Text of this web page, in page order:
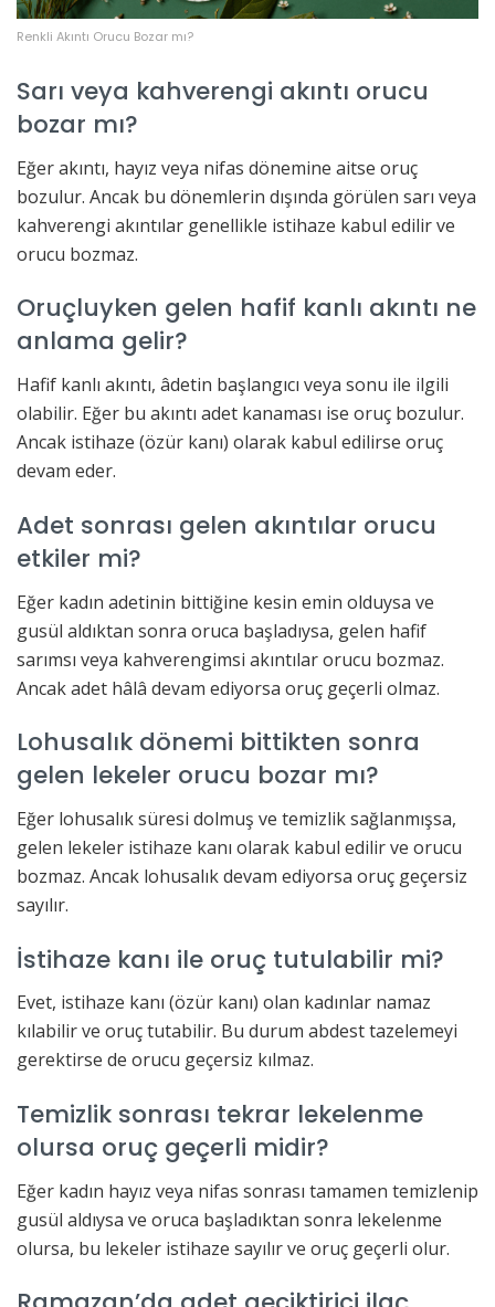
Renkli Akıntı Orucu Bozar mı?
Sarı veya kahverengi akıntı orucu
bozar mı?
Eğer akıntı, hayız veya nifas dönemine aitse oruç
bozulur. Ancak bu dönemlerin dışında görülen sarı veya
kahverengi akıntılar genellikle istihaze kabul edilir ve
orucu bozmaz.
Oruçluyken gelen hafif kanlı akıntı ne
anlama gelir?
Hafif kanlı akıntı, âdetin başlangıcı veya sonu ile ilgili
olabilir. Eğer bu akıntı adet kanaması ise oruç bozulur.
Ancak istihaze (özür kanı) olarak kabul edilirse oruç
devam eder.
Adet sonrası gelen akıntılar orucu
etkiler mi?
Eğer kadın adetinin bittiğine kesin emin olduysa ve
gusül aldıktan sonra oruca başladıysa, gelen hafif
sarımsı veya kahverengimsi akıntılar orucu bozmaz.
Ancak adet hâlâ devam ediyorsa oruç geçerli olmaz.
Lohusalık dönemi bittikten sonra
gelen lekeler orucu bozar mı?
Eğer lohusalık süresi dolmuş ve temizlik sağlanmışsa,
gelen lekeler istihaze kanı olarak kabul edilir ve orucu
bozmaz. Ancak lohusalık devam ediyorsa oruç geçersiz
sayılır.
İstihaze kanı ile oruç tutulabilir mi?
Evet, istihaze kanı (özür kanı) olan kadınlar namaz
kılabilir ve oruç tutabilir. Bu durum abdest tazelemeyi
gerektirse de orucu geçersiz kılmaz.
Temizlik sonrası tekrar lekelenme
olursa oruç geçerli midir?
Eğer kadın hayız veya nifas sonrası tamamen temizlenip
gusül aldıysa ve oruca başladıktan sonra lekelenme
olursa, bu lekeler istihaze sayılır ve oruç geçerli olur.